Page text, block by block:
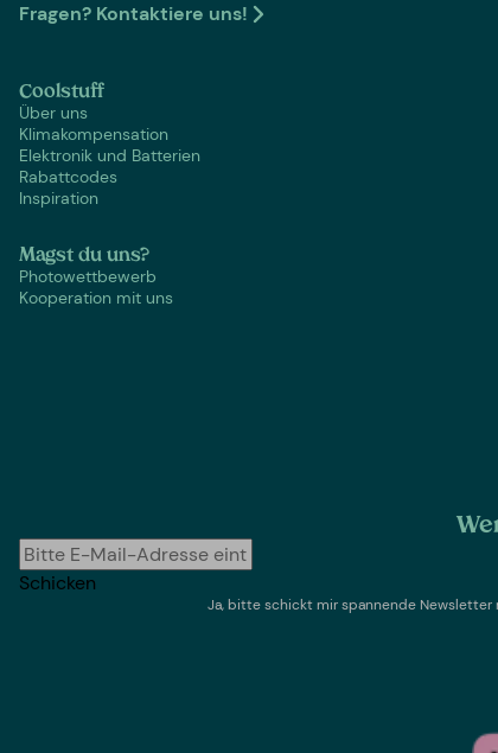
Fragen? Kontaktiere uns!
Coolstuff
Über uns
Klimakompensation
Elektronik und Batterien
Rabattcodes
Inspiration
Magst du uns?
Photowettbewerb
Kooperation mit uns
Schicken
Ja, bitte schickt mir spannende